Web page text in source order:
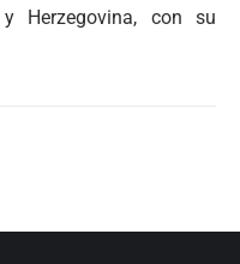
Herzegovina, con su